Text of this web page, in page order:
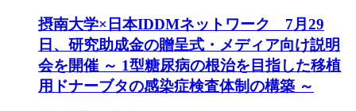
摂南大学×日本IDDMネットワーク 7月29
日、研究助成金の贈呈式・メディア向け説明
会を開催 ～ 1型糖尿病の根治を目指した移植
用ドナーブタの感染症検査体制の構築 ～